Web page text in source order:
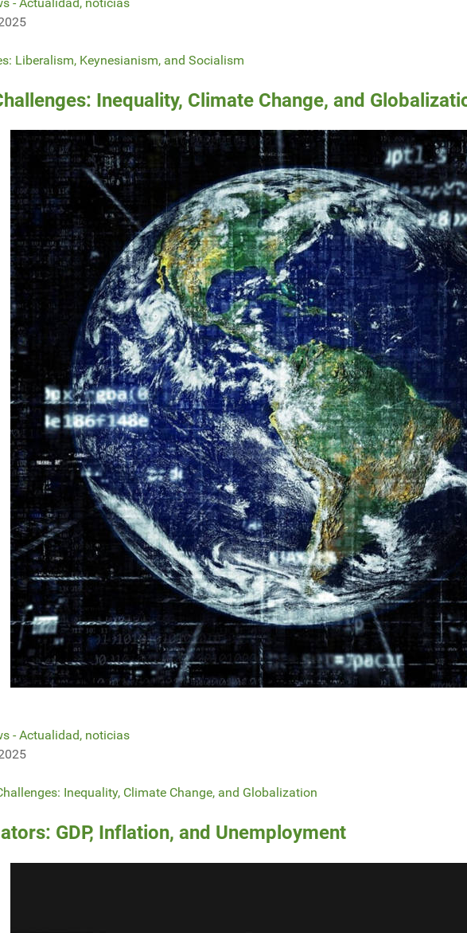
Liberalism, Keynesianism, and Socialism
Inequality, Climate Change, and
- Actualidad, noticias
Inequality, Climate Change, and Globalization
GDP, Inflation, and Unemployment